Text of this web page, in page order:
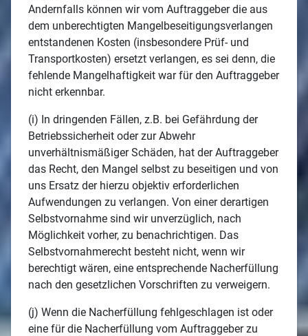
Andernfalls können wir vom Auftraggeber die aus
dem unberechtigten Mangelbeseitigungsverlangen
entstandenen Kosten (insbesondere Prüf- und
Transportkosten) ersetzt verlangen, es sei denn, die
fehlende Mangelhaftigkeit war für den Auftraggeber
nicht erkennbar.
(i) In dringenden Fällen, z.B. bei Gefährdung der
Betriebssicherheit oder zur Abwehr
unverhältnismäßiger Schäden, hat der Auftraggeber
das Recht, den Mangel selbst zu beseitigen und von
uns Ersatz der hierzu objektiv erforderlichen
Aufwendungen zu verlangen. Von einer derartigen
Selbstvornahme sind wir unverzüglich, nach
Möglichkeit vorher, zu benachrichtigen. Das
Selbstvornahmerecht besteht nicht, wenn wir
berechtigt wären, eine entsprechende Nacherfüllung
nach den gesetzlichen Vorschriften zu verweigern.
(j) Wenn die Nacherfüllung fehlgeschlagen ist oder
eine für die Nacherfüllung vom Auftraggeber zu